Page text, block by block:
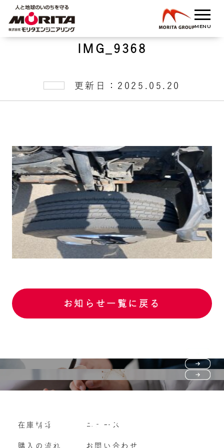
IMG_9368
更新日：2025.05.20
お知らせ一覧に戻る
購入の流れ
よくいただくご質問
Vehicle purchase
車両買い取り
在庫情報
購入の流れ
ニュース
お問い合わせ